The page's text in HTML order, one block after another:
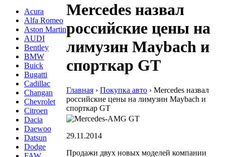
Acura
Alfa Romeo
Aston Martin
AUDI
Bentley
BMW
Buick
Bugatti
Cadillac
Changan
Chevrolet
Citroen
Dacia
Daewoo
Datsun
Dodge
Mercedes назвал
российские цены на
лимузин Maybach и
спорткар GT
Главная › Покупка авто › Mercedes назвал
российские цены на лимузин Maybach и
спорткар GT
29.11.2014
Продажи двух новых моделей компании